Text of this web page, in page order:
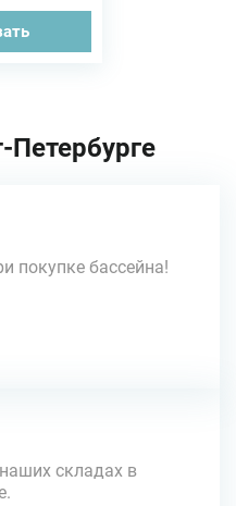
Петербурге
покупке бассейна!
складах в